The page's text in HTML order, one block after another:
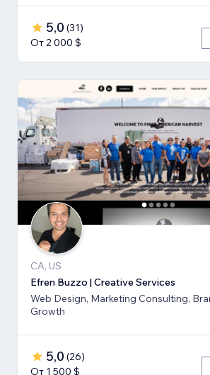
5,0 (31)
От 2 000 $
CA, US
Efren Buzzo | Creative Services
Web Design, Marketing Consulting,
Growth
5,0 (26)
От 1 500 $